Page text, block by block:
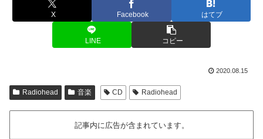
X Facebook はてブ
LINE コピー
2020.08.15
Radiohead 音楽 CD Radiohead
記事内に広告が含まれています。